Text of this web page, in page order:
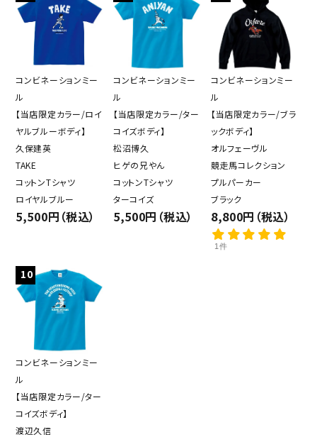
コンビネーションミー
ル
【当店限定カラー/ロイ
ヤルブルーボディ】
久保建英
TAKE
コットンTシャツ
ロイヤルブルー
5,500円（税込）
コンビネーションミー
ル
【当店限定カラー/ター
コイズボディ】
松沼博久
ヒゲの兄やん
コットンTシャツ
ターコイズ
5,500円（税込）
コンビネーションミー
ル
【当店限定カラー/ブラ
ックボディ】
オルフェーヴル
競走馬コレクション
プルパーカー
ブラック
8,800円（税込）
1件
10
コンビネーションミー
ル
【当店限定カラー/ター
コイズボディ】
渡辺久信